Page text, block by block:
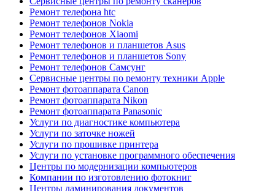
Ремонт телефона htc
Ремонт телефонов Nokia
Ремонт телефонов Xiaomi
Ремонт телефонов и планшетов Asus
Ремонт телефонов и планшетов Sony
Ремонт телефонов Самсунг
Сервисные центры по ремонту техники Apple
Ремонт фотоаппарата Canon
Ремонт фотоаппарата Nikon
Ремонт фотоаппарата Panasonic
Услуги по диагностике компьютера
Услуги по заточке ножей
Услуги по прошивке принтера
Услуги по установке программного обеспечения
Центры по модернизации компьютеров
Компании по изготовлению фотокниг
Центры ламинирования документов